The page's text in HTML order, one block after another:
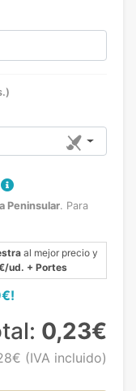
Peninsular. Para
al mejor precio y
ud. + Portes
0,23€
(IVA incluido)